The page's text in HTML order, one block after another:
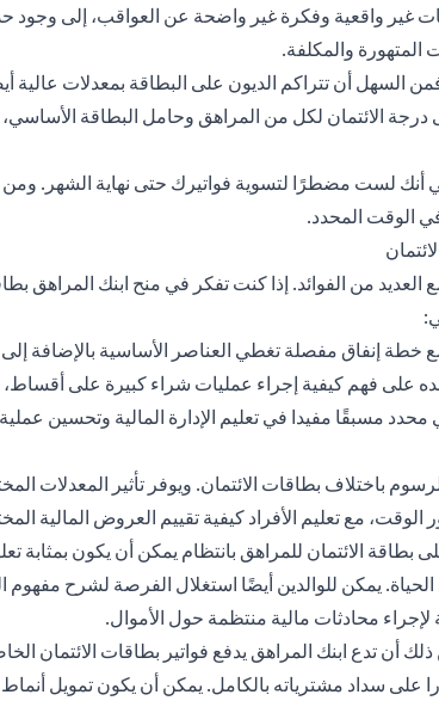
غير واقعية وفكرة غير واضحة عن العواقب، إلى وجود
المتهورة والمكلفة.
السهل أن تتراكم الديون على البطاقة بمعدلات عالية
درجة الائتمان لكل من المراهق وحامل البطاقة
أنك لست مضطرًا لتسوية فواتيرك حتى نهاية الشهر.
الوقت المحدد.
العديد من الفوائد. إذا كنت تفكر في منح ابنك المراهق
إنفاق مفصلة تغطي العناصر الأساسية بالإضافة
على فهم كيفية إجراء عمليات شراء كبيرة على أقساط،
مفيدا في تعليم الإدارة المالية وتحسين عملية
باختلاف بطاقات الائتمان. ويوفر تأثير المعدلات
مع تعليم الأفراد كيفية تقييم العروض المالية
الائتمان للمراهق بانتظام يمكن أن يكون بمثابة
يمكن للوالدين أيضًا استغلال الفرصة لشرح مفهوم
لإجراء محادثات مالية منتظمة حول الأموال.
أن تدع ابنك المراهق يدفع فواتير بطاقات الائتمان
على سداد مشترياته بالكامل. يمكن أن يكون تمويل أنماط